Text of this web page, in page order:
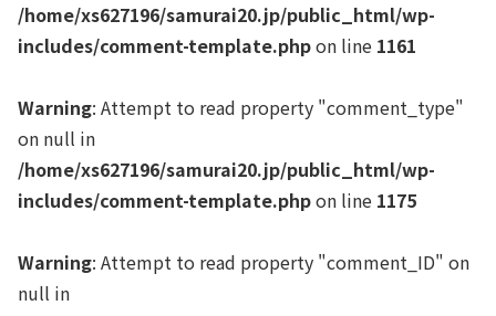
/home/xs627196/samurai20.jp/public_html/wp-
includes/comment-template.phpon line 1161
Warning: Attempt to read property "comment_type"
on null in
/home/xs627196/samurai20.jp/public_html/wp-
includes/comment-template.phpon line 1175
Warning: Attempt to read property "comment_ID" on
null in